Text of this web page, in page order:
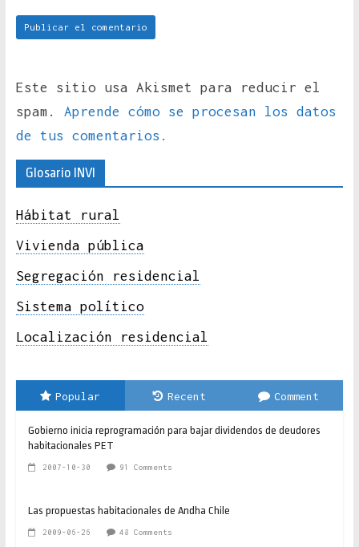
Este sitio usa Akismet para reducir el
spam. Aprende cómo se procesan los datos
de tus comentarios.
Glosario INVI
Hábitat rural
Vivienda pública
Segregación residencial
Sistema político
Localización residencial
Popular Recent Comment
Gobierno inicia reprogramación para bajar dividendos de deudores
habitacionales PET
2007-10-30 91 Comments
Las propuestas habitacionales de Andha Chile
2009-06-26 48 Comments